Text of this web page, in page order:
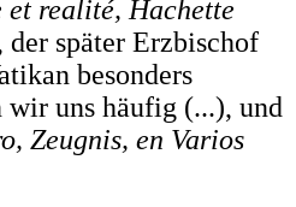
et realité, Hachette
der später Erzbischof
besonders
wir uns häufig (...), und
Zeugnis, en Varios